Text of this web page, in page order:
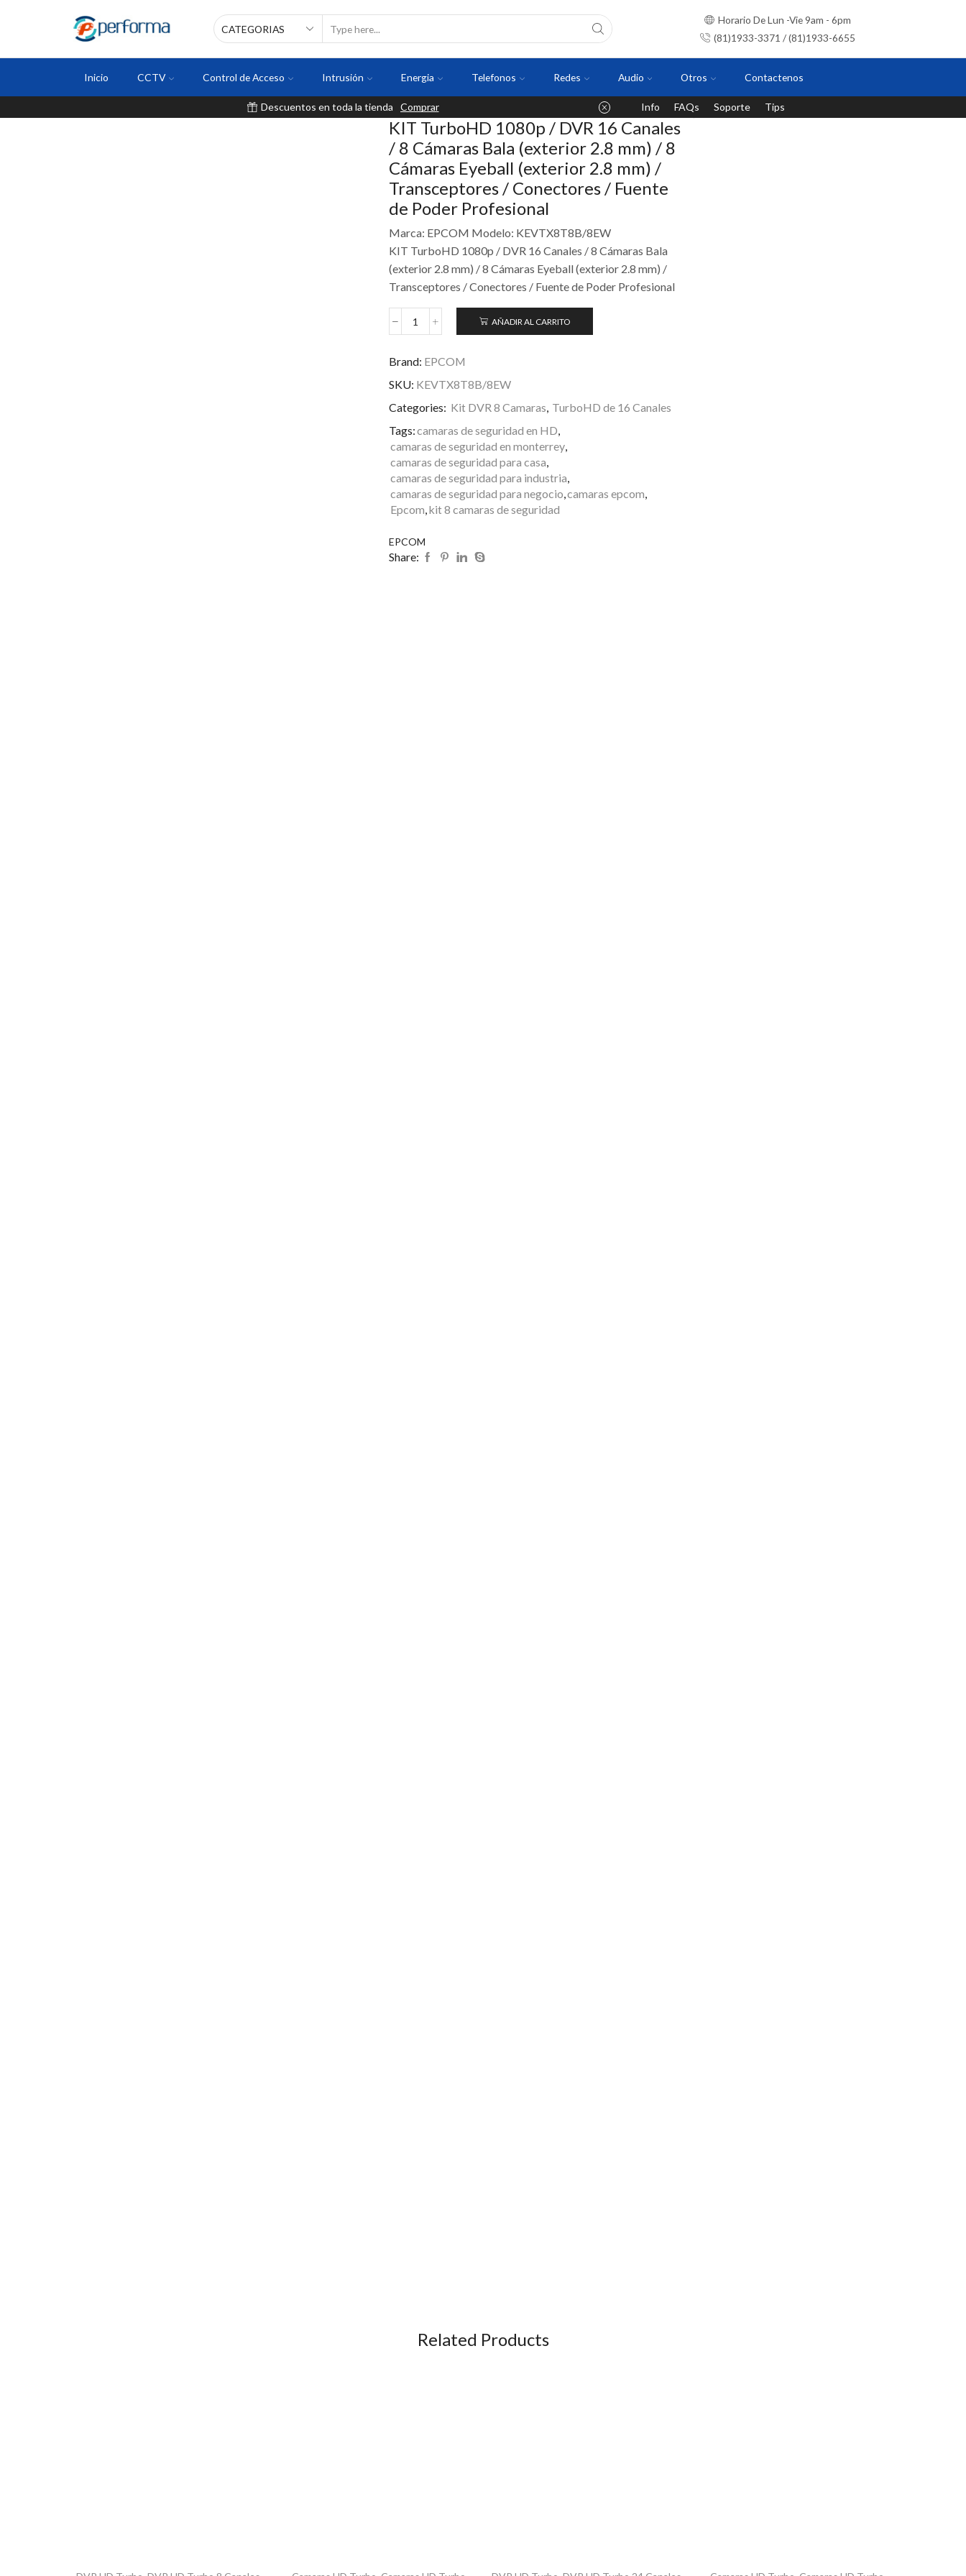
Horario De Lun -Vie 9am - 6pm
(81)1933-3371 / (81)1933-6655
Inicio CCTV Control de Acceso Intrusión Energia Telefonos Redes Audio Otros Contactenos
Descuentos en toda la tienda Comprar Info FAQs Soporte Tips
KIT TurboHD 1080p / DVR 16 Canales
/ 8 Cámaras Bala (exterior 2.8 mm) / 8
Cámaras Eyeball (exterior 2.8 mm) /
Transceptores / Conectores / Fuente
de Poder Profesional
Marca: EPCOM Modelo: KEVTX8T8B/8EW
KIT TurboHD 1080p / DVR 16 Canales / 8 Cámaras Bala
(exterior 2.8 mm) / 8 Cámaras Eyeball (exterior 2.8 mm) /
Transceptores / Conectores / Fuente de Poder Profesional
AÑADIR AL CARRITO
Brand: EPCOM
SKU: KEVTX8T8B/8EW
Categories: Kit DVR 8 Camaras, TurboHD de 16 Canales
Tags:camaras de seguridad en HD,
camaras de seguridad en monterrey,
camaras de seguridad para casa,
camaras de seguridad para industria,
camaras de seguridad para negocio,camaras epcom,
Epcom,kit 8 camaras de seguridad
EPCOM
Share:
Related Products